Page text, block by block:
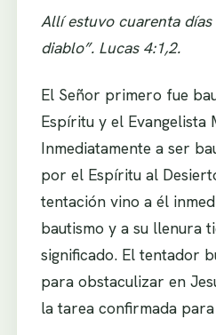
Allí estuvo cuarenta
diablo”. Lucas 4:1,2.
El Señor primero fue
Espíritu y el Evangelista
Inmediatamente a ser
por el Espíritu al
tentación vino a él
bautismo y a su llenura
significado. El tentador
para obstaculizar en
la tarea confirmada